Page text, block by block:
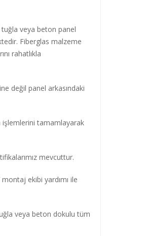
tuğla veya beton panel
Fiberglas malzeme
rahatlıkla
değil panel arkasındaki
işlemlerini tamamlayarak
mevcuttur.
ekibi yardımı ile
veya beton dokulu tüm